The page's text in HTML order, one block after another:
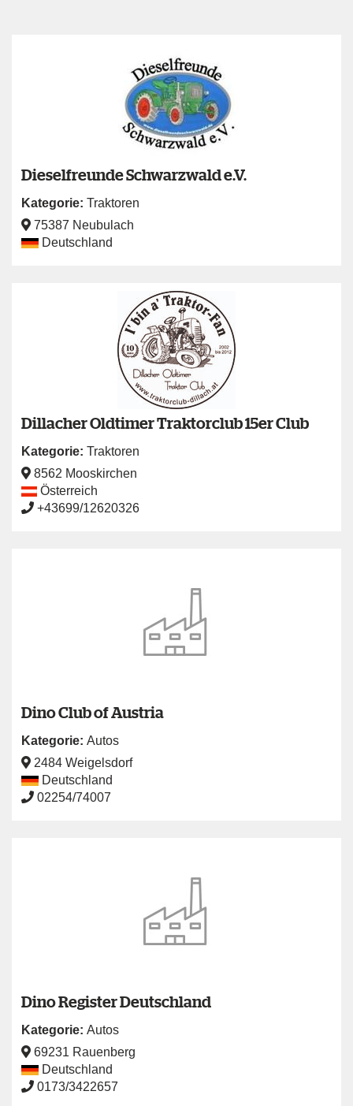
Dieselfreunde Schwarzwald e.V.
Kategorie: Traktoren
75387 Neubulach
Deutschland
Dillacher Oldtimer Traktorclub 15er Club
Kategorie: Traktoren
8562 Mooskirchen
Österreich
+43699/12620326
Dino Club of Austria
Kategorie: Autos
2484 Weigelsdorf
Deutschland
02254/74007
Dino Register Deutschland
Kategorie: Autos
69231 Rauenberg
Deutschland
0173/3422657